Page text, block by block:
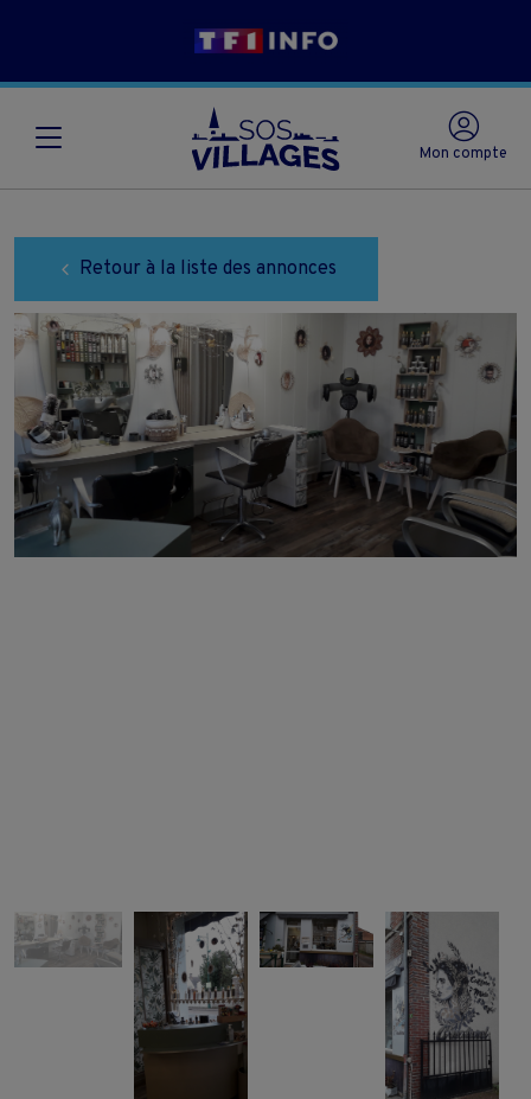
Mon compte
Retour à la liste des annonces